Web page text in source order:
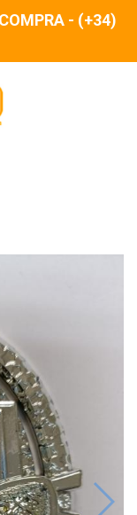
- (+34)